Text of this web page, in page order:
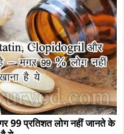
प्रतिशत लोग नहीं जानते के